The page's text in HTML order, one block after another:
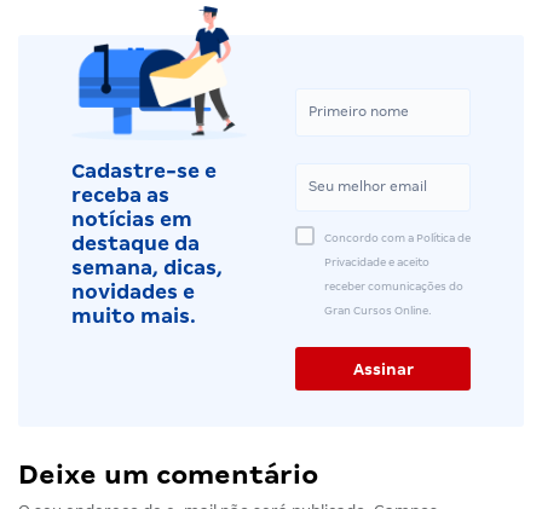
Cadastre-se e
receba as
notícias em
destaque da
semana, dicas,
novidades e
muito mais.
Concordo com a Política de
Privacidade e aceito
receber comunicações do
Gran Cursos Online.
Deixe um comentário